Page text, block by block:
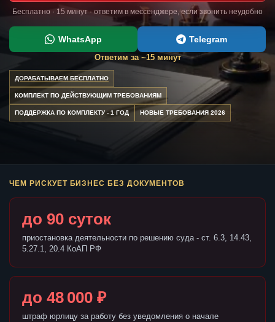
Бесплатно · 15 минут · ответим в мессенджере, если звонить неудобно
WhatsApp Telegram
Ответим за ~15 минут
ДОРАБАТЫВАЕМ БЕСПЛАТНО
КОМПЛЕКТ ПО ДЕЙСТВУЮЩИМ ТРЕБОВАНИЯМ
ПОДДЕРЖКА ПО КОМПЛЕКТУ - 1 ГОД НОВЫЕ ТРЕБОВАНИЯ 2026
ЧЕМ РИСКУЕТ БИЗНЕС БЕЗ ДОКУМЕНТОВ
до 90 суток
приостановка деятельности по решению суда - ст. 6.3, 14.43,
5.27.1, 20.4 КоАП РФ
до 48 000 ₽
штраф юрлицу за работу без уведомления о начале